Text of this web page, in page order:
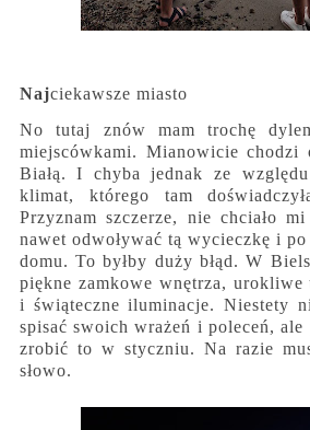
Najciekawsze miasto
No tutaj znów mam trochę
miejscówkami. Mianowicie
Białą. I chyba jednak ze
klimat, którego tam
Przyznam szczerze, nie chciało
nawet odwoływać tą wycieczkę i
domu. To byłby duży błąd. W
piękne zamkowe wnętrza, urokliwe
i świąteczne iluminacje. Niestety
spisać swoich wrażeń i poleceń,
zrobić to w styczniu. Na razie
słowo.